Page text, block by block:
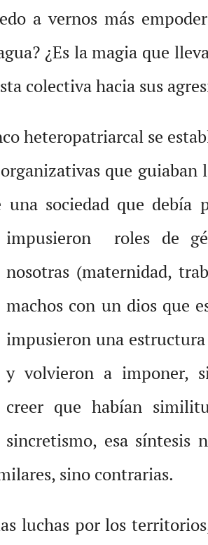
a vernos más
¿Es la magia que
colectiva hacia sus
heteropatriarcal se
que
una sociedad que
impusieron roles de
nosotras (maternidad,
machos con un dios que
impusieron una
y volvieron a imponer,
creer que habían
sincretismo, esa síntesis
sino contrarias.
luchas por los